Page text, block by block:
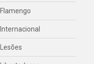
Flamengo
Internacional
Lesões